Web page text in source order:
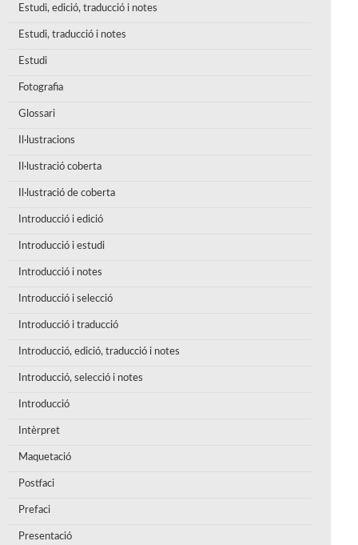
Estudi, edició, traducció i notes
Estudi, traducció i notes
Estudi
Fotografia
Glossari
Il·lustracions
Il·lustració coberta
Il·lustració de coberta
Introducció i edició
Introducció i estudi
Introducció i notes
Introducció i selecció
Introducció i traducció
Introducció, edició, traducció i notes
Introducció, selecció i notes
Introducció
Intèrpret
Maquetació
Postfaci
Prefaci
Presentació